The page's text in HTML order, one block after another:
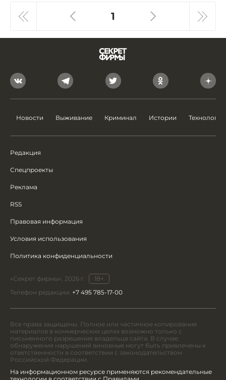
1
Новости Выживание Криминал Истории Технологии
Редакция
Спецпроекты
Реклама
RSS
Правовая информация
Условия использования
Политика конфиденциальности
«Секрет фирмы», 2026 г.
18+
Телефон редакции: +7 495 785-17-00
Все права защищены. Полное или частичное копирование
материалов в коммерческих целях возможно только с
письменного разрешения владельца сайта. В случае
обнаружения нарушений виновные могут быть привлечены к
ответственности в соответствии с законодательством
Российской Федерации.
На информационном ресурсе применяются рекомендательные